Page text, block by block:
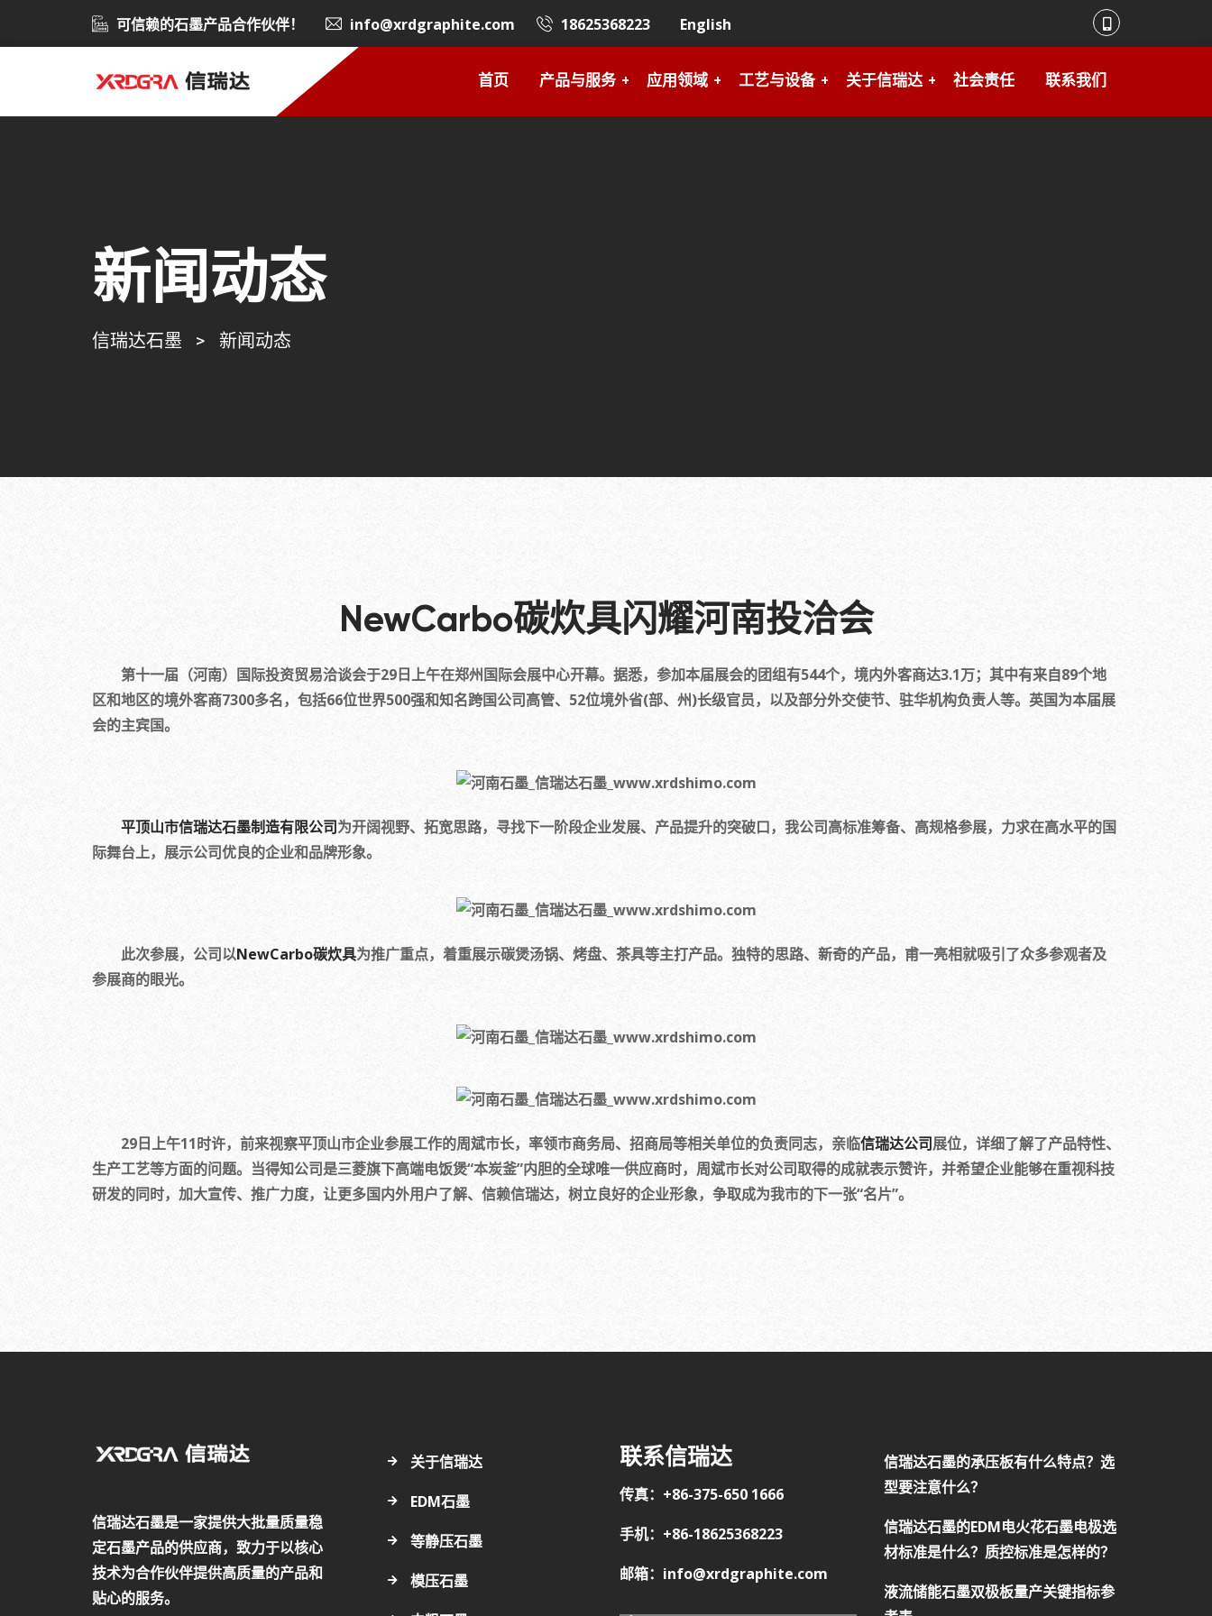
可信赖的石墨产品合作伙伴！ info@xrdgraphite.com 18625368223 English
首页 产品与服务 应用领域 工艺与设备 关于信瑞达 社会责任 联系我们
新闻动态
信瑞达石墨 > 新闻动态
NewCarbo碳炊具闪耀河南投洽会
第十一届（河南）国际投资贸易洽谈会于29日上午在郑州国际会展中心开幕。据悉，参加本届展会的团组有544个，境内外客商达3.1万；其中有来自89个地
区和地区的境外客商7300多名，包括66位世界500强和知名跨国公司高管、52位境外省(部、州)长级官员，以及部分外交使节、驻华机构负责人等。英国为本届展
会的主宾国。
平顶山市信瑞达石墨制造有限公司为开阔视野、拓宽思路，寻找下一阶段企业发展、产品提升的突破口，我公司高标准筹备、高规格参展，力求在高水平的国
际舞台上，展示公司优良的企业和品牌形象。
此次参展，公司以NewCarbo碳炊具为推广重点，着重展示碳煲汤锅、烤盘、茶具等主打产品。独特的思路、新奇的产品，甫一亮相就吸引了众多参观者及
参展商的眼光。
29日上午11时许，前来视察平顶山市企业参展工作的周斌市长，率领市商务局、招商局等相关单位的负责同志，亲临信瑞达公司展位，详细了解了产品特性、
生产工艺等方面的问题。当得知公司是三菱旗下高端电饭煲“本炭釜”内胆的全球唯一供应商时，周斌市长对公司取得的成就表示赞许，并希望企业能够在重视科技
研发的同时，加大宣传、推广力度，让更多国内外用户了解、信赖信瑞达，树立良好的企业形象，争取成为我市的下一张“名片”。
信瑞达石墨是一家提供大批量质量稳
定石墨产品的供应商，致力于以核心
技术为合作伙伴提供高质量的产品和
贴心的服务。
关于信瑞达
EDM石墨
等静压石墨
模压石墨
联系信瑞达
传真：+86-375-650 1666
手机：+86-18625368223
邮箱：info@xrdgraphite.com
信瑞达石墨的承压板有什么特点？选
型要注意什么？
信瑞达石墨的EDM电火花石墨电极选
材标准是什么？质控标准是怎样的？
液流储能石墨双极板量产关键指标参